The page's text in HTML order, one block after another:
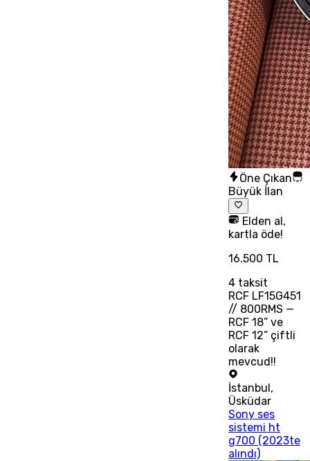
Öne Çıkan
Büyük İlan
Elden al,
kartla öde!
16.500 TL
4 taksit
RCF LF15G451
// 800RMS —
RCF 18” ve
RCF 12” çiftli
olarak
mevcud!!
İstanbul,
Üsküdar
Sony ses
sistemi ht
g700 (2023te
alındı)